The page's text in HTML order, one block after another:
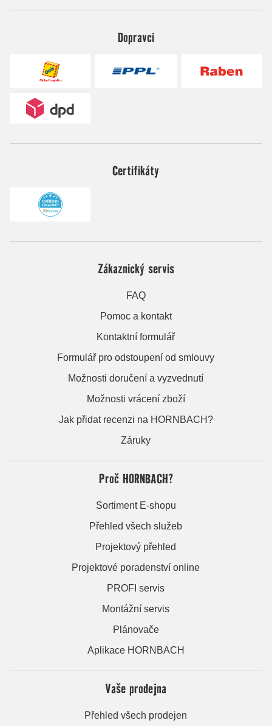
Dopravci
Certifikáty
Zákaznický servis
FAQ
Pomoc a kontakt
Kontaktní formulář
Formulář pro odstoupení od smlouvy
Možnosti doručení a vyzvednutí
Možnosti vrácení zboží
Jak přidat recenzi na HORNBACH?
Záruky
Proč HORNBACH?
Sortiment E-shopu
Přehled všech služeb
Projektový přehled
Projektové poradenství online
PROFI servis
Montážní servis
Plánovače
Aplikace HORNBACH
Vaše prodejna
Přehled všech prodejen